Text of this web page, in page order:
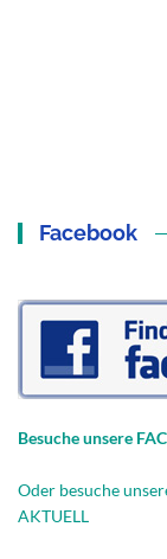
Facebook
Besuche unsere
Oder besuche
AKTUELL